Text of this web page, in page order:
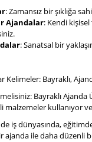
: Zamansız bir şıklığa
Ajandalar: Kendi
: Sanatsal bir
Kelimeler: Bayraklı,
Bayraklı
malzemeler kullanıyor
de iş dünyasında,
ajanda ile daha düzenli